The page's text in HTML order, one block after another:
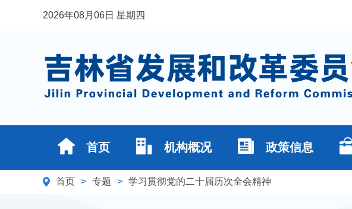
2026年08月06日 星期四
首页 机构概况 政策信息
首页 > 专题 > 学习贯彻党的二十届历次全会精神